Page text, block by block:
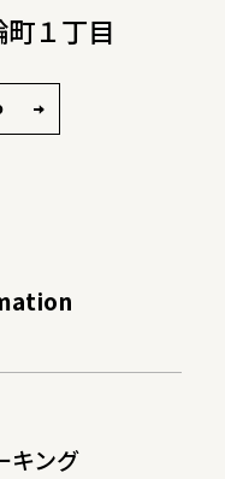
１丁目
キング